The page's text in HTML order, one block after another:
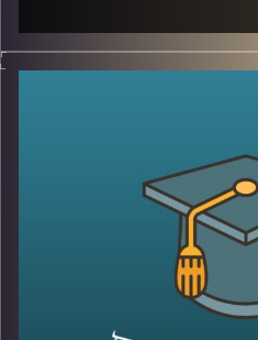
ראש עמותת לא
האלימות ושזורים
שיראו אור בספרה
לקראת
האלימות נגד נשים